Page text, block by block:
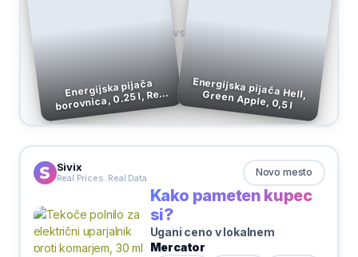
Energijska pijača
borovnica, 0.25 l, Red
Bull
VS
Energijska pijača Hell, Green Apple, 0,5 l
Sivix
Real Prices. Real Data Novo mesto
Kako pameten kupec
si?
Ugani ceno v lokalnem
Mercator